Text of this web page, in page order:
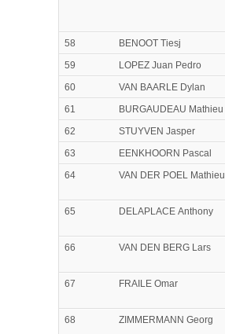
58 BENOOT Tiesj
59
LOPEZ Juan Pedro
60
VAN BAARLE Dylan
61
BURGAUDEAU Mathieu
62
STUYVEN Jasper
63
EENKHOORN Pascal
64
VAN DER POEL Mathieu
65 DELAPLACE Anthony
66 VAN DEN BERG Lars
67 FRAILE Omar
68 ZIMMERMANN Georg